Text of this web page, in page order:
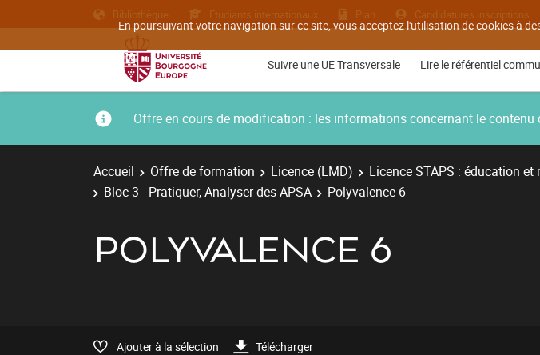
En poursuivant votre navigation sur ce site, vous acceptez l'utilisation de cookies à
Bibliothèque Etudiants internationaux Plan Candidatures inscriptions
Suivre une UE Transversale Lire le référentiel
Offre en cours de modification : les informations concernant le contenu
Accueil Offre de formation Licence (LMD) Licence STAPS : éducation et
Bloc 3 - Pratiquer, Analyser des APSA
Polyvalence 6
POLYVALENCE 6
Ajouter à la sélection Télécharger